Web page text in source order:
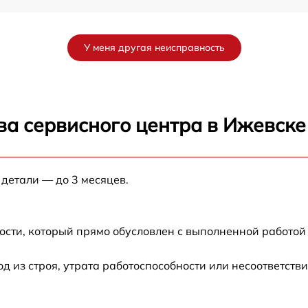
от 60 мин
У меня другая неисправность
сервисного центра в Ижевске
— до 3 месяцев.
который прямо обусловлен с выполненной
строя, утрата работоспособности или